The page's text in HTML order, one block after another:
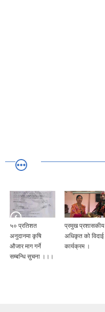
५० प्रतिशत
अनुदानमा कृषि
औजार माग गर्ने
सम्बन्धि सुचना ।।।
प्रमुख प्रशासकीय
अधिकृत को विदाई
कार्यक्रम ।